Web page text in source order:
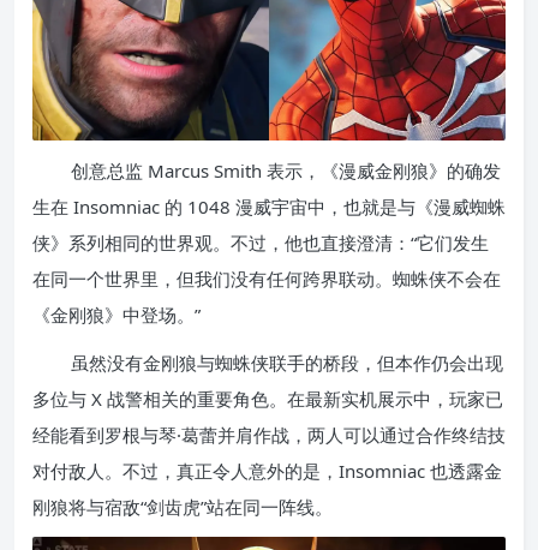
创意总监 Marcus Smith 表示，《漫威金刚狼》的确发
生在 Insomniac 的 1048 漫威宇宙中，也就是与《漫威蜘蛛
侠》系列相同的世界观。不过，他也直接澄清：“它们发生
在同一个世界里，但我们没有任何跨界联动。蜘蛛侠不会在
《金刚狼》中登场。”
虽然没有金刚狼与蜘蛛侠联手的桥段，但本作仍会出现
多位与 X 战警相关的重要角色。在最新实机展示中，玩家已
经能看到罗根与琴·葛蕾并肩作战，两人可以通过合作终结技
对付敌人。不过，真正令人意外的是，Insomniac 也透露金
刚狼将与宿敌“剑齿虎”站在同一阵线。